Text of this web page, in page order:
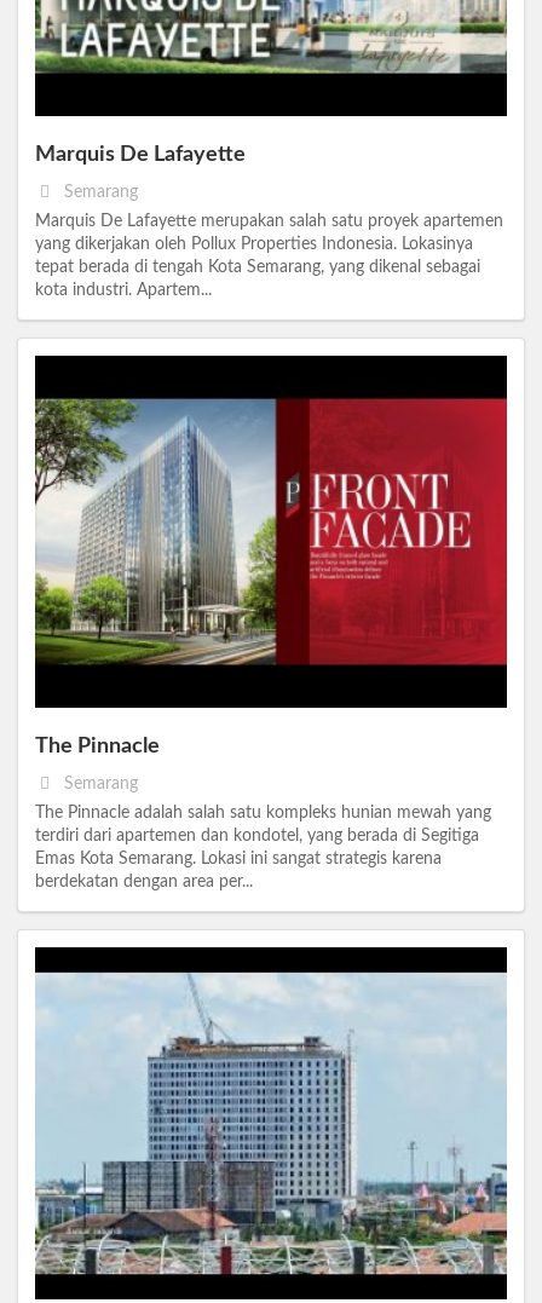
Marquis De Lafayette
Semarang
Marquis De Lafayette merupakan salah satu proyek apartemen
yang dikerjakan oleh Pollux Properties Indonesia. Lokasinya
tepat berada di tengah Kota Semarang, yang dikenal sebagai
kota industri. Apartem...
The Pinnacle
Semarang
The Pinnacle adalah salah satu kompleks hunian mewah yang
terdiri dari apartemen dan kondotel, yang berada di Segitiga
Emas Kota Semarang. Lokasi ini sangat strategis karena
berdekatan dengan area per...